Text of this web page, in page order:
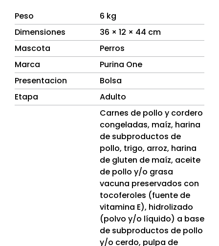
Peso
6 kg
Dimensiones
36 × 12 × 44 cm
Mascota
Perros
Marca
Purina One
Presentacion
Bolsa
Etapa
Adulto
Carnes de pollo y cordero
congeladas, maíz, harina
de subproductos de
pollo, trigo, arroz, harina
de gluten de maíz, aceite
de pollo y/o grasa
vacuna preservados con
tocoferoles (fuente de
vitamina E), hidrolizado
(polvo y/o líquido) a base
de subproductos de pollo
y/o cerdo, pulpa de